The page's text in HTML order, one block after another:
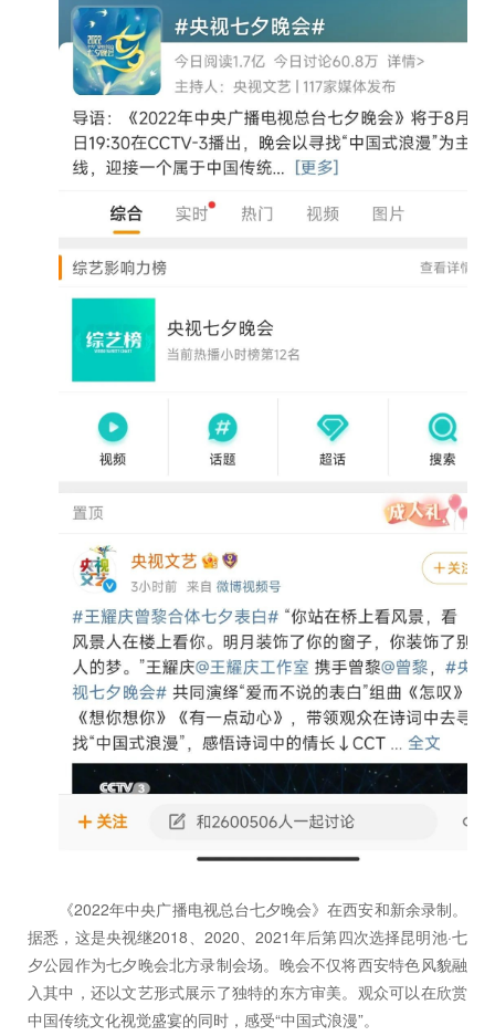
《2022年中央广播电视总台七夕晚会》在西安和新余录制。
据悉，这是央视继2018、2020、2021年后第四次选择昆明池·七
夕公园作为七夕晚会北方录制会场。晚会不仅将西安特色风貌融
入其中，还以文艺形式展示了独特的东方审美。观众可以在欣赏
中国传统文化视觉盛宴的同时，感受“中国式浪漫”。